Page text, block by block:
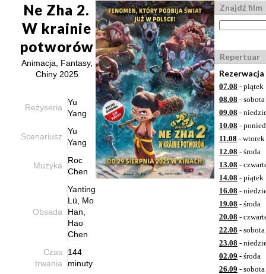
Ne Zha 2.
W krainie
potworów
Animacja, Fantasy,
Chiny 2025
Reżyseria
Yu
Yang
Scenariusz
Yu
Yang
Muzyka
Roc
Chen
Obsada
Yanting
Lü, Mo
Han,
Hao
Chen
Czas
trwania
144
minuty
Znajdź film
Repertuar
07.08 - piątek
08.08 - sobota
09.08 -
10.08 -
11.08 - wtorek
12.08 - środa
13.08 -
14.08 - piątek
16.08 -
19.08 - środa
20.08 -
22.08 - sobota
23.08 -
02.09 - środa
26.09 - sobota